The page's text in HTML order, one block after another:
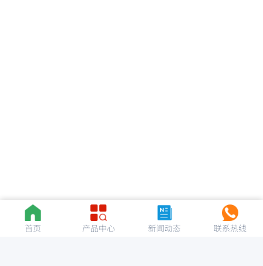
首页 产品中心 新闻动态 联系热线